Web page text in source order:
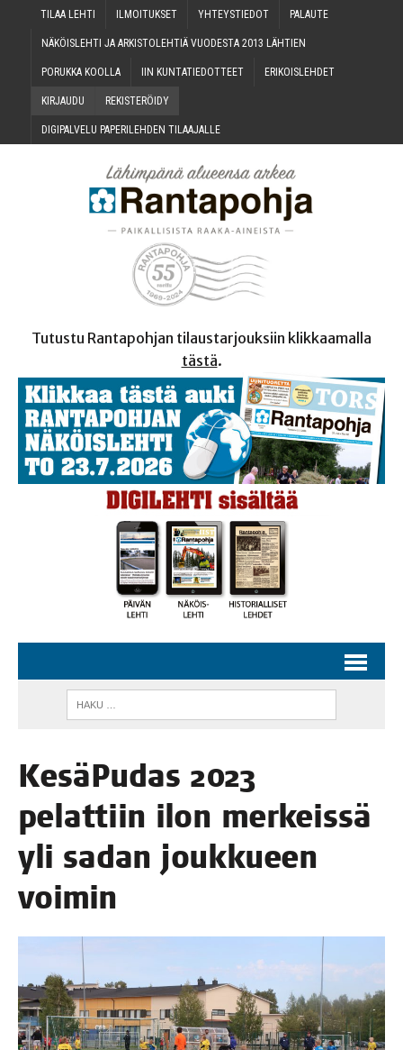
TILAA LEH­TI ILMOI­TUK­SET YHTEYS­TIE­DOT PALAU­TE
NÄKÖIS­LEH­TI JA ARKIS­TO­LEH­TIÄ VUO­DES­TA 2013 LÄHTIEN
PORUK­KA KOOLLA IIN KUN­TA­TIE­DOT­TEET ERI­KOIS­LEH­DET
KIR­JAU­DU REKIS­TE­RÖI­DY
DIGI­PAL­VE­LU PAPE­RI­LEH­DEN TILAAJALLE
Tutustu Rantapohjan tilaustarjouksiin klikkaamalla
tästä.
Kesä­Pu­das 2023
pelat­tiin ilon mer­keis­sä
yli sadan jouk­ku­een
voimin